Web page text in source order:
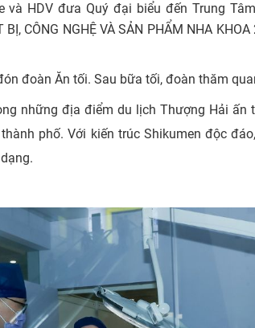
và HDV đưa Quý đại biểu đến Trung
BỊ, CÔNG NGHỆ VÀ SẢN PHẨM NHA
đoàn Ăn tối. Sau bữa tối, đoàn thăm
những địa điểm du lịch Thượng Hải
phố. Với kiến trúc Shikumen độc